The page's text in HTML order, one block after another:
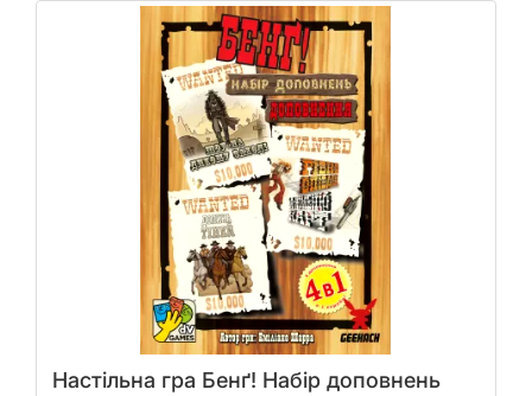
Настільна гра Бенґ! Набір доповнень